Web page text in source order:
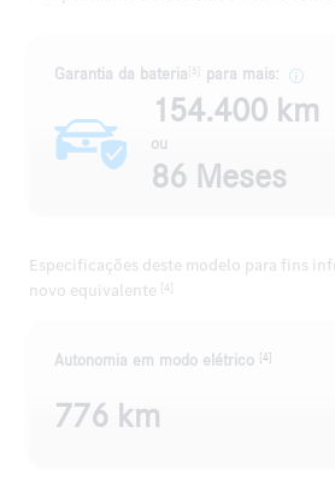
Garantia da bateria [6] para mais:
154.400 km
ou
86 Meses
Especificações deste modelo para fins
novo equivalente [4]
Autonomia em modo elétrico [4]
776 km